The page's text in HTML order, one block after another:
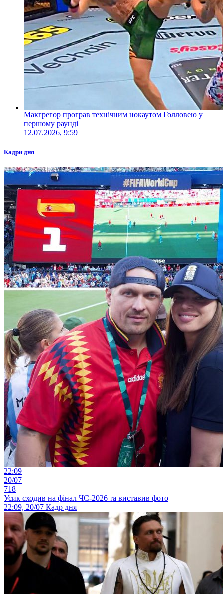
Макгрегор програв технічним нокаутом Голловею у
першому раунді
12.07.2026, 9:59
Кадри дня
22:09
20/07
718
Усик сходив на фінал ЧС-2026 та виставив фото
22:09, 20/07 Кадр дня